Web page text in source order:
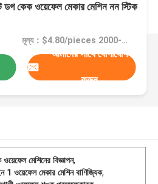
ডগ কেক ওয়েফেল মেকার মেশিন নন স্টিক
মূল্য：$4.80/pieces 2000-9999 pieces
আমাদের সাথে যোগাযোগ
করুন
মেশিনের বিজ্ঞাপন,
1 ওয়েফেল মেকার মেশিন বাণিজ্যিক,